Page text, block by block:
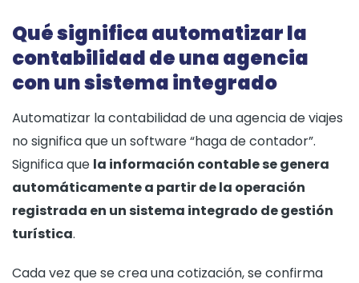
Qué significa automatizar la
contabilidad de una agencia
con un sistema integrado
Automatizar la contabilidad de una agencia de viajes
no significa que un software “haga de contador”.
Significa que la información contable se genera
automáticamente a partir de la operación
registrada en un sistema integrado de gestión
turística.
Cada vez que se crea una cotización, se confirma